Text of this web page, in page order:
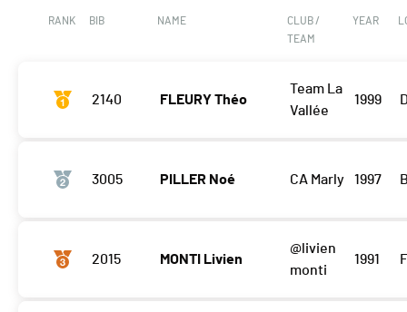
RANK BIB NAME
CLUB /
TEAM
YEAR
2140 FLEURY Théo
Team La
Vallée
1999
3005 PILLER Noé CA Marly 1997
2015 MONTI Livien
@livien
monti
1991